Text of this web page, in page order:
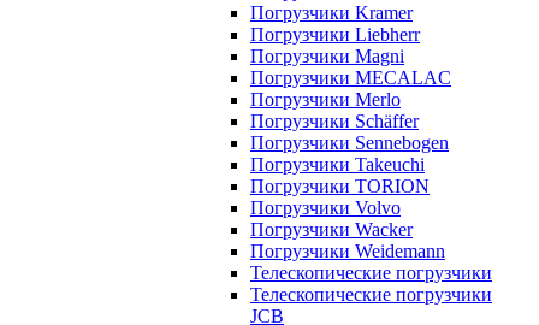
Погрузчики Kramer
Погрузчики Liebherr
Погрузчики Magni
Погрузчики MECALAC
Погрузчики Merlo
Погрузчики Schäffer
Погрузчики Sennebogen
Погрузчики Takeuchi
Погрузчики TORION
Погрузчики Volvo
Погрузчики Wacker
Погрузчики Weidemann
Телескопические погрузчики
Телескопические погрузчики
JCB